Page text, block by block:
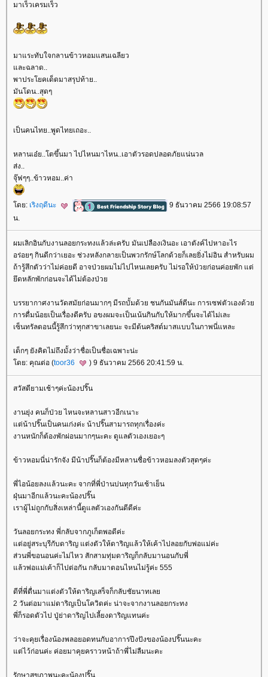
มาเร็วเครมเร็ว
มาแระทับใจกลานข้าวหอมแสนเฉลียว
ละฉลาด..
พาประโยคเด็ดมาสรุปท้าย..
มันโดน..สุดๆ
เป็นคนไทย..พูดไทยเถอะ..
หลานเอ๋ย..โตขึ้นมา ไปไหนมาไหน..เอาตัวรอดปลอดภัยแน่นวล
ส่ง..
จุ๊ฟๆๆ..ข้าวหอม..ค่า
ดย: เริงฤดีนะ
9 ธันวาคม 2566 19:08:57
น.
ผมเลิกอินกับงานลอยกระทงแล้วล่ะครับ มันเปลืองเงินอะ เอาตังค์ไปหาอะไร
อร่อยๆ กินดีกว่าเยอะ ช่วงหลังกลายเป็นพวกรักษ์โลกด้วยก็เลยยิ่งไม่อิน สำหรับผม
ถ้ารู้สึกตัวว่าไม่ค่อยดี อาจป่วยผมไม่ไปไหนเลยครับ ไม่รอให้ป่วยก่อนค่อยพัก แต่
ึดหลักพักก่อนจะได้ไม่ต้องป่ว
บรรยากาศงานวัดสมัยก่อนมากๆ มีรถบั้มด้วย ชนกันมันส์ดีนะ การเซฟตัวเองด้ว
การดื่มน้อยเป็นเรื่องดีครับ อขงผมจะเป็นเน้นกินกับให้มากขึ้นจะได้ไม่เละ
เซ็นทรัลตอนนี้รู้สึกว่าทุกสาขาเลยนะ จะมีต้นคริสต์มาสแบบในภาพนี่แหละ
เด็กๆ ยังคิดไม่ถึงมั้งว่าชื่อเป็นชื่อเฉพาะน่ะ
ดย: คุณต่อ (toor36 ) 9 ธันวาคม 2566 20:41:59 น.
สวัสดียามเช้าๆค่ะน้องปริ๊น
งานยุ่ง คนก็ป่วย ไหนจะหลานสาวอีกเนาะ
ต่น้าปริ๊นเป็นคนเก่งค่ะ น้าปริ๊นสามารถทุกเรื่องค่ะ
งานหนักก็ต้องพักผ่อนมากๆนะคะ ดูแลตัวเองเยอะๆ
ข้าวหอมนี่น่ารักจัง มีน้าปริ๊นก็ต้องมีหลานชื่อข้าวหอมลงตัวสุดๆค่ะ
พี่ไอน้อยลงแล้วนะคะ จากที่พี่ป่านบ่นทุกวันเช้าเย็น
ฝุ่นมาอีกแล้วนะคะน้องปริ๊น
เราผู้ไม่ถูกกับสิ่งเหล่านี้ดูแลตัวเองกันดีดีค่ะ
วันลอยกระทง พี่กลับจากภูเก็ตพอดีค่ะ
ต่อยู่สระบุรีกับดาริญ แต่งตัวให้ดาริญแล้วให้เค้าไปลอยกับพ่อแม่ค่ะ
ส่วนพี่ขอนอนค่ะไม่ไหว สักสามทุ่มดาริญก็กลับมานอนกับพี่
ล้วพ่อแม่เค้าก็ไปต่อกัน กลับมาตอนไหนไม่รู้ค่ะ 555
ดีที่พี่ตื่นมาแต่งตัวให้ดาริญเสร็จก็กลับชัยนาทเล
2 วันต่อมาแม่ดาริญเป็นโควิดค่ะ น่าจะจากงานลอยกระทง
พี่ก็รอดตัวไป ปู่ย่าดาริญไปเลี้ยงดาริญแทนค่ะ
ว่าจะคุยเรื่องน้องพลอยอดทนกับอาการปึงปังของน้องปริ๊นนะคะ
ต่ไว้ก่อนค่ะ ค่อยมาคุยคราวหน้าถ้าพี่ไม่ลืมนะคะ
รักษาสุขภาพนะคะน้องปริ๊น